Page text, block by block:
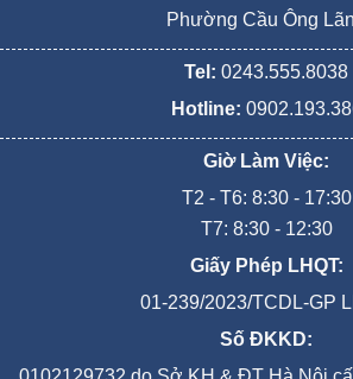
Phường Cầu Ông
Tel: 0243.555.8038
Hotline:
Giờ Làm Việc:
T2 - T6: 8:30 - 17:30
T7: 8:30 - 12:30
Giấy Phép LHQT:
01-239/2023/TCDL-GP
Số ĐKKD: